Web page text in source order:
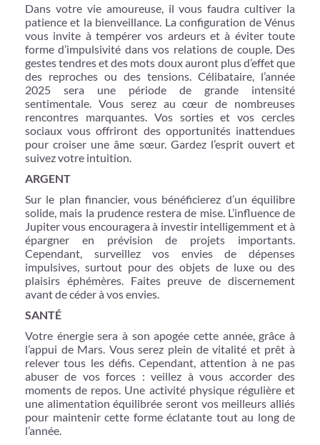
Dans votre vie amoureuse, il vous faudra cultiver la
patience et la bienveillance. La configuration de Vénus
vous invite à tempérer vos ardeurs et à éviter toute
forme d’impulsivité dans vos relations de couple. Des
gestes tendres et des mots doux auront plus d’effet que
des reproches ou des tensions. Célibataire, l’année
2025 sera une période de grande intensité
sentimentale. Vous serez au cœur de nombreuses
rencontres marquantes. Vos sorties et vos cercles
sociaux vous offriront des opportunités inattendues
pour croiser une âme sœur. Gardez l’esprit ouvert et
suivez votre intuition.
ARGENT
Sur le plan financier, vous bénéficierez d’un équilibre
solide, mais la prudence restera de mise. L’influence de
Jupiter vous encouragera à investir intelligemment et à
épargner en prévision de projets importants.
Cependant, surveillez vos envies de dépenses
impulsives, surtout pour des objets de luxe ou des
plaisirs éphémères. Faites preuve de discernement
avant de céder à vos envies.
SANTÉ
Votre énergie sera à son apogée cette année, grâce à
l’appui de Mars. Vous serez plein de vitalité et prêt à
relever tous les défis. Cependant, attention à ne pas
abuser de vos forces : veillez à vous accorder des
moments de repos. Une activité physique régulière et
une alimentation équilibrée seront vos meilleurs alliés
pour maintenir cette forme éclatante tout au long de
l’année.